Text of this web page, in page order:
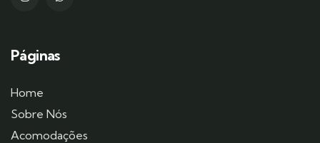
Páginas
Home
Sobre Nós
Acomodações